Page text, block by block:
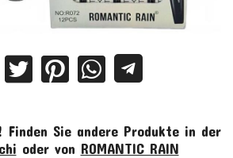
Finden Sie andere Produkte in der
oder von ROMANTIC RAIN